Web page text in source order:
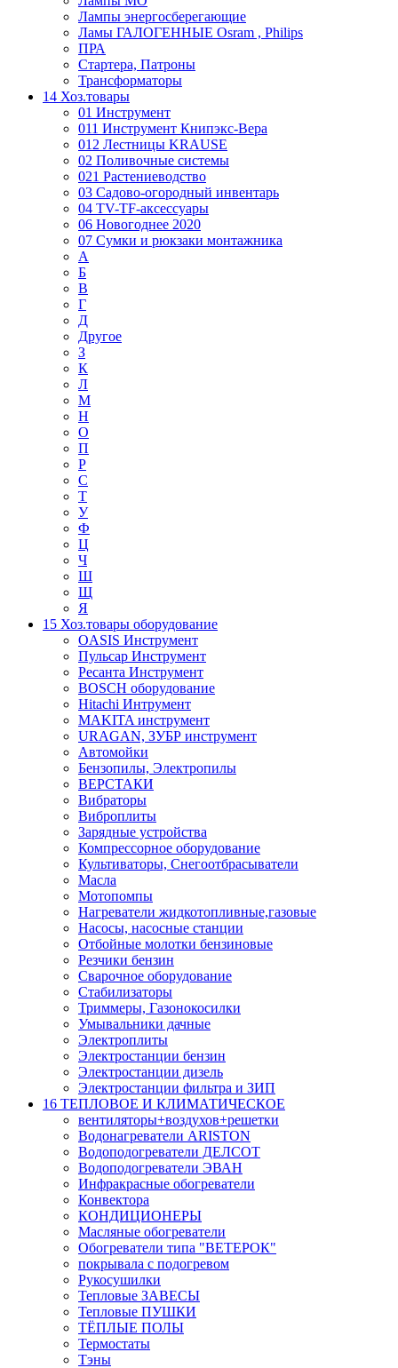
Лампы энергосберегающие
Ламы ГАЛОГЕННЫЕ Osram , Philips
ПРА
Стартера, Патроны
Трансформаторы
14 Хоз.товары
01 Инструмент
011 Инструмент Книпэкс-Вера
012 Лестницы KRAUSE
02 Поливочные системы
021 Растениеводство
03 Садово-огородный инвентарь
04 TV-TF-аксессуары
06 Новогоднее 2020
07 Сумки и рюкзаки монтажника
А
Б
В
Г
Д
Другое
З
К
Л
М
Н
О
П
Р
С
Т
У
Ф
Ц
Ч
Ш
Щ
Я
15 Хоз.товары оборудование
OASIS Инструмент
Пульсар Инструмент
Ресанта Инструмент
BOSCH оборудование
Hitachi Интрумент
MAKITA инструмент
URAGAN, ЗУБР инструмент
Автомойки
Бензопилы, Электропилы
ВЕРСТАКИ
Вибраторы
Виброплиты
Зарядные устройства
Компрессорное оборудование
Культиваторы, Снегоотбрасыватели
Масла
Мотопомпы
Нагреватели жидкотопливные,газовые
Насосы, насосные станции
Отбойные молотки бензиновые
Резчики бензин
Сварочное оборудование
Стабилизаторы
Триммеры, Газонокосилки
Умывальники дачные
Электроплиты
Электростанции бензин
Электростанции дизель
Электростанции фильтра и ЗИП
16 ТЕПЛОВОЕ И КЛИМАТИЧЕСКОЕ
вентиляторы+воздухов+решетки
Водонагреватели ARISTON
Водоподогреватели ДЕЛСОТ
Водоподогреватели ЭВАН
Инфракрасные обогреватели
Конвектора
КОНДИЦИОНЕРЫ
Масляные обогреватели
Обогреватели типа "ВЕТЕРОК"
покрывала с подогревом
Рукосушилки
Тепловые ЗАВЕСЫ
Тепловые ПУШКИ
ТЁПЛЫЕ ПОЛЫ
Термостаты
Тэны